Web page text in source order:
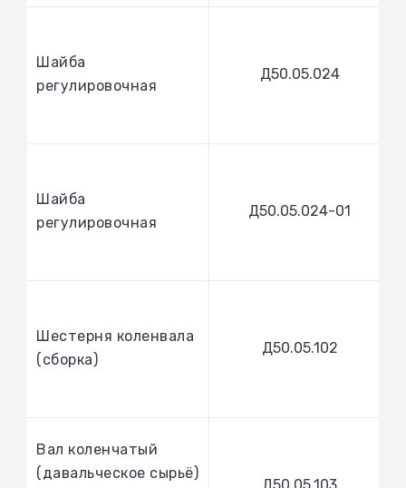
Шайба
регулировочная
Д50.05.024
Шайба
регулировочная
Д50.05.024-01
Шестерня коленвала
(сборка)
Д50.05.102
Вал коленчатый
(давальческое сырьё)